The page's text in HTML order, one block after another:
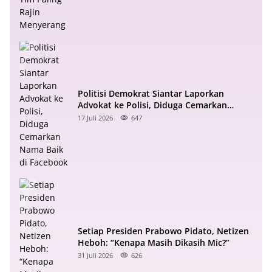
Politisi Demokrat Siantar Laporkan
Advokat ke Polisi, Diduga Cemarkan
Nama Baik di Facebook
17 Juli 2026 647
Setiap Presiden Prabowo Pidato, Netizen
Heboh: “Kenapa Masih Dikasih Mic?”
31 Juli 2026 626